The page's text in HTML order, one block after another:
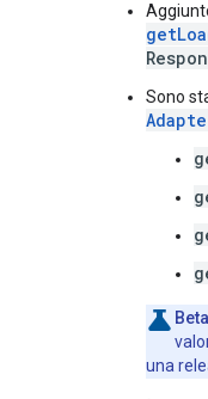
Sono
Beta
una